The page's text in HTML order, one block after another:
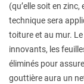
(qu’elle soit en
technique sera
toiture et au mur.
innovants, les
éliminés pour
gouttière aura un